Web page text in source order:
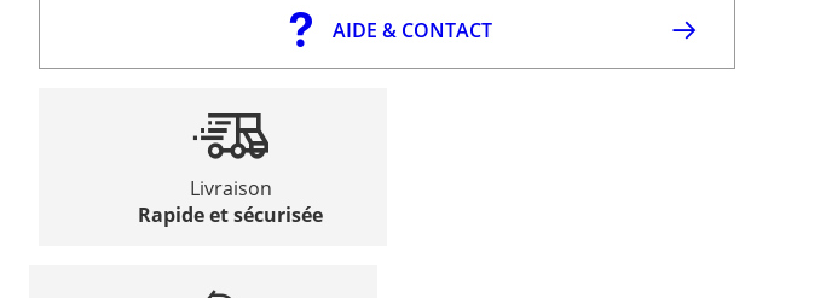
AIDE & CONTACT
Livraison
Rapide et sécurisée